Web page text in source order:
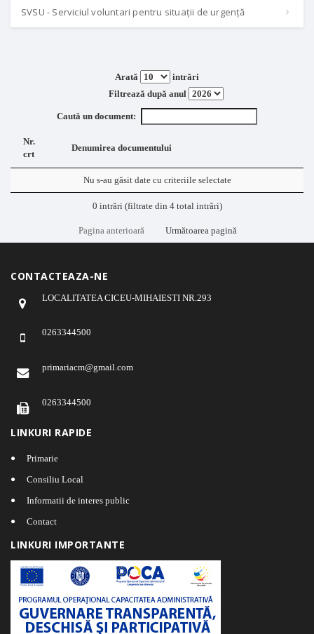
SVSU - Serviciul voluntari pentru situații de urgență
Arată
intrări
Filtrează după anul
Caută un document:
Nr.
crt
Denumirea documentului
Nu s-au găsit date cu criteriile selectate
0 intrări (filtrate din 4 total intrări)
Pagina anterioară Următoarea pagină
CONTACTEAZA-NE
LOCALITATEA CICEU-MIHAIESTI NR.293
0263344500
primariacm@gmail.com
0263344500
LINKURI RAPIDE
Primarie
Consiliu Local
Informatii de interes public
Contact
LINKURI IMPORTANTE